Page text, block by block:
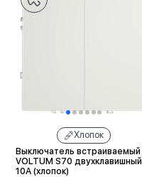
Хлопок
Выключатель встраиваемый
VOLTUM S70 двухклавишный
10А (хлопок)